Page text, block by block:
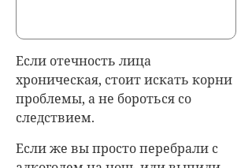
Если отечность лица
хроническая, стоит искать корни
проблемы, а не бороться со
следствием.
Если же вы просто перебрали с